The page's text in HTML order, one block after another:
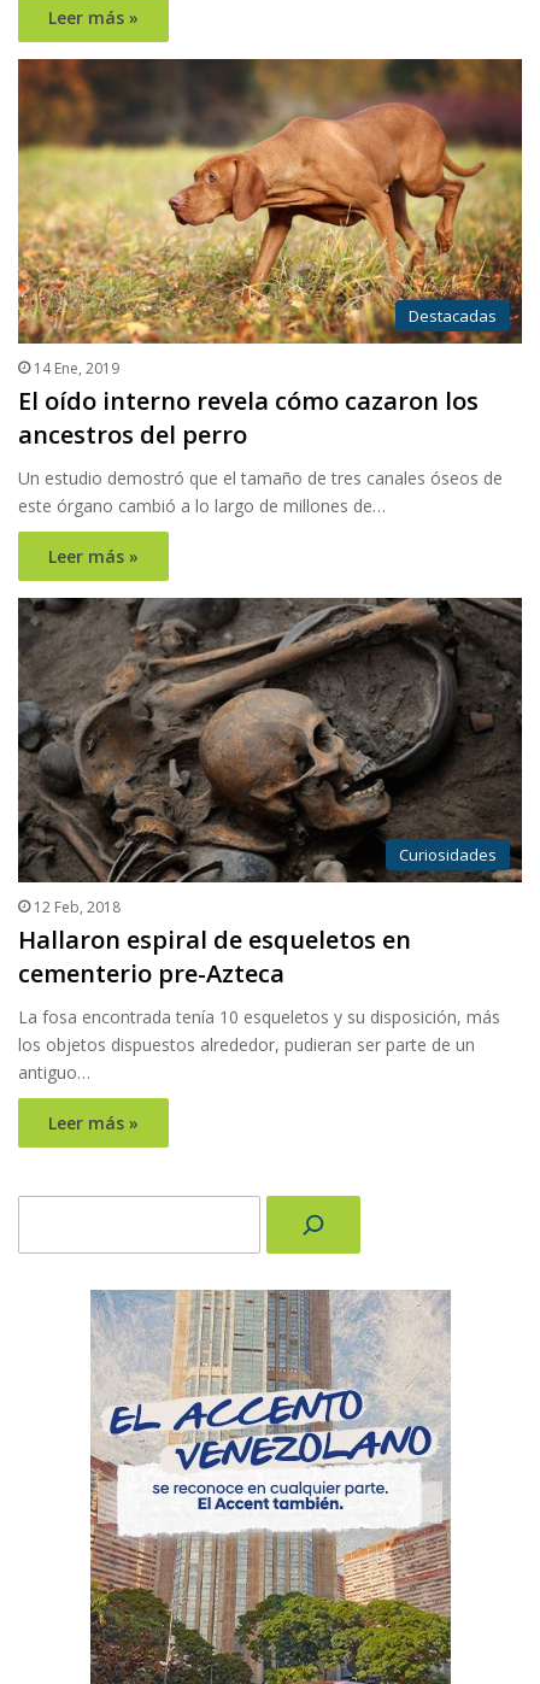
Leer más »
Destacadas
14 Ene, 2019
El oído interno revela cómo cazaron los
ancestros del perro
Un estudio demostró que el tamaño de tres canales óseos de
este órgano cambió a lo largo de millones de…
Leer más »
Curiosidades
12 Feb, 2018
Hallaron espiral de esqueletos en
cementerio pre-Azteca
La fosa encontrada tenía 10 esqueletos y su disposición, más
los objetos dispuestos alrededor, pudieran ser parte de un
antiguo…
Leer más »